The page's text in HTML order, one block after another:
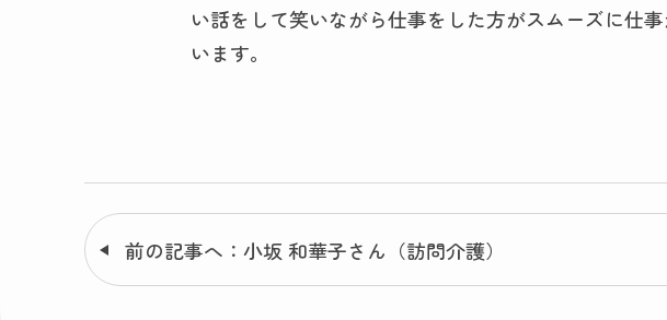
い話をして笑いながら仕事をした方がスムーズに仕
います。
前の記事へ：小坂 和華子さん（訪問介護）